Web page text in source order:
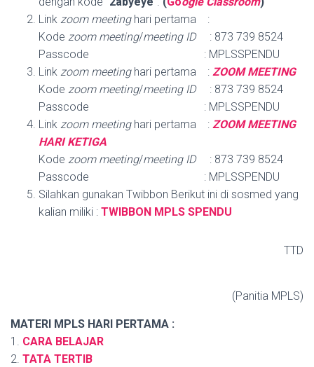
Link zoom meetinghari pertama :
Kode zoom meeting/meeting ID: 873 739 8524
Passcode : MPLSSPENDU
Link zoom meetinghari pertama : ZOOM MEETING
Kode zoom meeting/meeting ID: 873 739 8524
Passcode : MPLSSPENDU
Link zoom meetinghari pertama : ZOOM MEETING
HARI KETIGA
Kode zoom meeting/meeting ID: 873 739 8524
Passcode : MPLSSPENDU
Silahkan gunakan Twibbon Berikut ini di sosmed yang
kalian miliki : TWIBBON MPLS SPENDU
TTD
(Panitia MPLS)
MATERI MPLS HARI PERTAMA :
1. CARA BELAJAR
2. TATA TERTIB